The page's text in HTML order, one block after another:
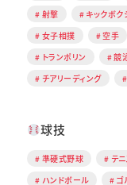
射撃
キックボク
女子相撲
空手
トランポリン
競
チアリーディング
球技
準硬式野球 テ
ハンドボール
ゴ